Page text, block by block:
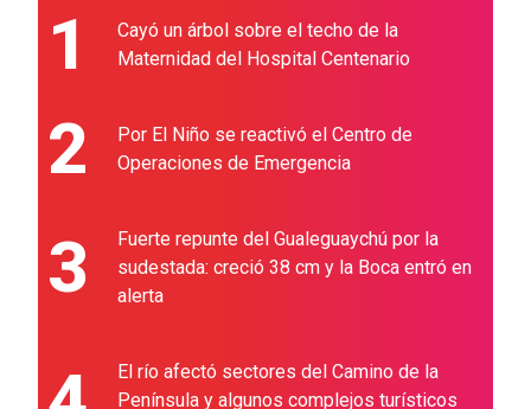
1
Cayó un árbol sobre el techo de la
Maternidad del Hospital Centenario
2
Por El Niño se reactivó el Centro de
Operaciones de Emergencia
3
Fuerte repunte del Gualeguaychú por la
sudestada: creció 38 cm y la Boca entró en
alerta
El río afectó sectores del Camino de la
Península y algunos complejos turísticos